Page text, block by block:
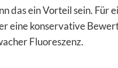
das ein Vorteil sein. Für
eine konservative
Fluoreszenz.